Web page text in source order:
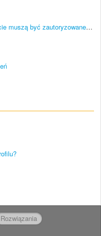
Dlaczego profilowe dane oraz zdjęcie muszą być zautoryzowane i jak długo to trwa?
Rozwiązania